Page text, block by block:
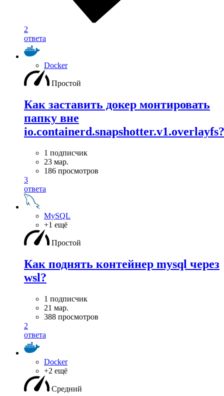
2
ответа
Docker
Простой
Как заставить докер монтировать
папку вне
io.containerd.snapshotter.v1.overlayfs?
1 подписчик
23 мар.
186 просмотров
3
ответа
MySQL
+1 ещё
Простой
Как поднять контейнер mysql через
wsl?
1 подписчик
21 мар.
388 просмотров
2
ответа
Docker
+2 ещё
Средний